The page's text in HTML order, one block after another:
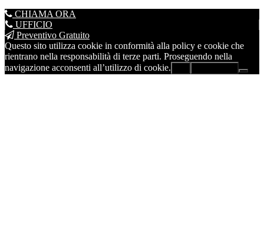
CHIAMA ORA
UFFICIO
Preventivo Gratuito
Questo sito utilizza cookie in conformità alla policy e cookie che
rientrano nella responsabilità di terze parti. Proseguendo nella
navigazione acconsenti all’utilizzo di cookie.